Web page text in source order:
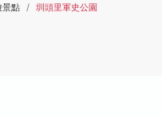
景點 圳頭里軍史公園